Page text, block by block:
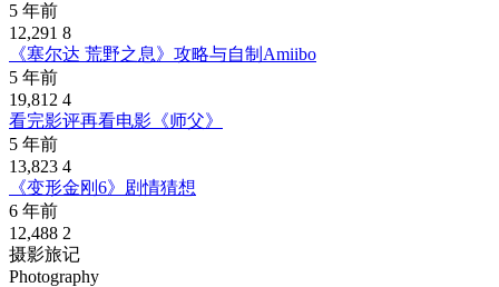
5 年前
12,291 8
《塞尔达 荒野之息》攻略与自制Amiibo
5 年前
19,812 4
看完影评再看电影《师父》
5 年前
13,823 4
《变形金刚6》剧情猜想
6 年前
12,488 2
摄影旅记
Photography